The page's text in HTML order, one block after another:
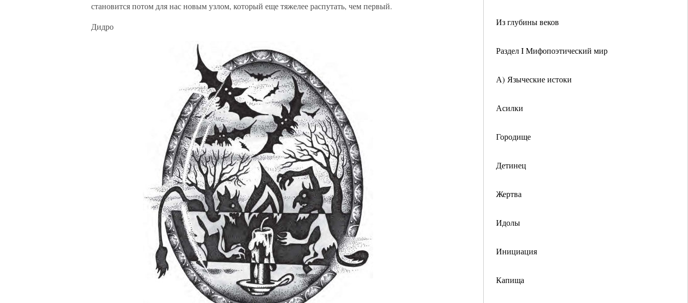
Из глубины веков
Раздел I Мифопоэтический мир
А) Языческие истоки
Асилки
Городище
Детинец
Жертва
Идолы
Инициация
Капища
становится потом для нас новым узлом, который еще тяжелее распутать, чем первый.
Дидро